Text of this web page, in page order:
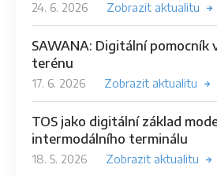
24. 6. 2026 Zobrazit aktualitu
SAWANA: Digitální pomocník
terénu
17. 6. 2026 Zobrazit aktualitu
TOS jako digitální základ
intermodálního terminálu
18. 5. 2026 Zobrazit aktualitu